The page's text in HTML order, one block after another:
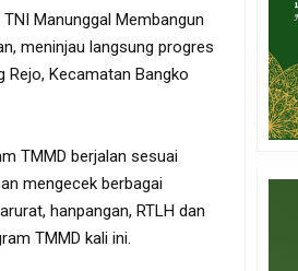
Manunggal Membangun
meninjau langsung progres
Rejo, Kecamatan Bangko
TMMD berjalan sesuai
mengecek berbagai
hanpangan, RTLH dan
TMMD kali ini.